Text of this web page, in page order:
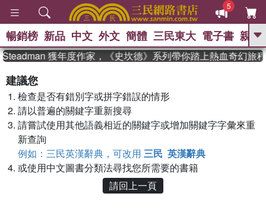
5
GO
推薦 、 國際布克獎 臺灣漫遊錄
念華
孩：黎曼猜想 、 偉大的迷走神經
暢銷榜 新品 中文 外文 簡體 三民東大 電子書 親子
獲年度作家，《史坎德》系列帶你踏上熱血奇幻旅程
建議您
檢查是否有錯別字或拼字錯誤的情形
請以普遍的關鍵字重新搜尋
請嘗試使用其他語義相近的關鍵字或增加關鍵字字彙來重
新查詢
例如：三民英漢辭典，可改用 三民 英漢辭典
或使用中文圖書分類法尋找您所需要的書籍
請回上一頁